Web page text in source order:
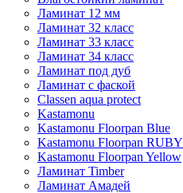
Ламинат 12 мм
Ламинат 32 класс
Ламинат 33 класс
Ламинат 34 класс
Ламинат под дуб
Ламинат с фаской
Classen aqua protect
Kastamonu
Kastamonu Floorpan Blue
Kastamonu Floorpan RUBY
Kastamonu Floorpan Yellow
Ламинат Timber
Ламинат Амадей